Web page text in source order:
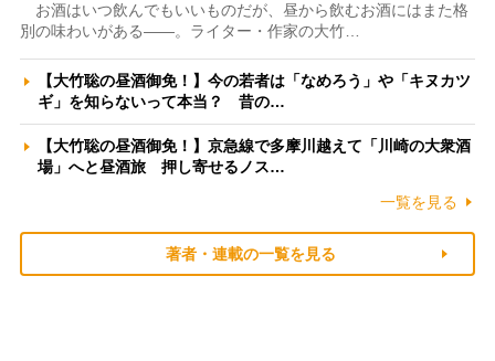
お酒はいつ飲んでもいいものだが、昼から飲むお酒にはまた格
別の味わいがある――。ライター・作家の大竹…
【大竹聡の昼酒御免！】今の若者は「なめろう」や「キヌカツ
ギ」を知らないって本当？ 昔の…
【大竹聡の昼酒御免！】京急線で多摩川越えて「川崎の大衆酒
場」へと昼酒旅 押し寄せるノス…
一覧を見る
著者・連載の一覧を見る